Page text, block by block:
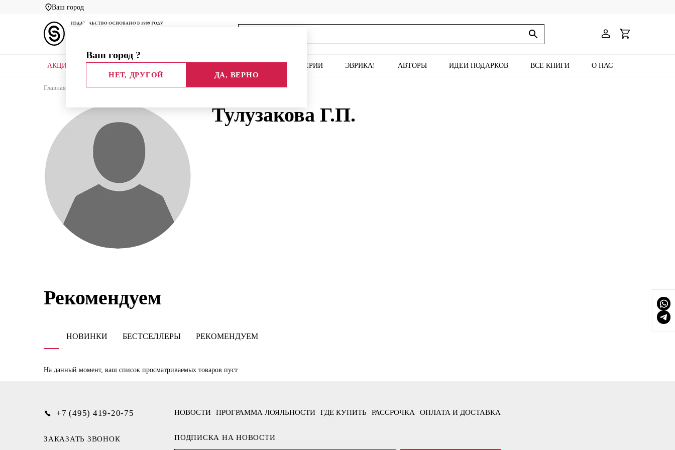
Ваш город
Ваш город ?
НЕТ, ДРУГОЙ ДА, ВЕРНО
АКЦИИ СЕРИИ ЭВРИКА! АВТОРЫ ИДЕИ ПОДАРКОВ ВСЕ КНИГИ О НАС
Главная Каталог Авторы Тулузакова Г.П.
Тулузакова Г.П.
Рекомендуем
НОВИНКИ БЕСТСЕЛЛЕРЫ РЕКОМЕНДУЕМ
На данный момент, ваш список просматриваемых товаров пуст
НОВОСТИ ПРОГРАММА ЛОЯЛЬНОСТИ ГДЕ КУПИТЬ РАССРОЧКА ОПЛАТА И ДОСТАВКА
ПОДПИСКА НА НОВОСТИ
+7 (495) 419-20-75
ЗАКАЗАТЬ ЗВОНОК